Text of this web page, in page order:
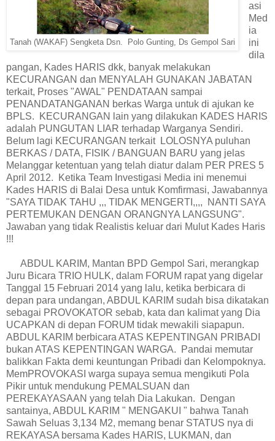
Tanah (WAKAF) Sengketa Dsn. Polo Gunting, Ds Gempol Sari
asi
Med
ia
ini
dila
pangan, Kades HARIS dkk, banyak melakukan
KECURANGAN dan MENYALAH GUNAKAN JABATAN
terkait, Proses "AWAL" PENDATAAN sampai
PENANDATANGANAN berkas Warga untuk di ajukan ke
BPLS. KECURANGAN lain yang dilakukan KADES HARIS
adalah PUNGUTAN LIAR terhadap Warganya Sendiri.
Belum lagi KECURANGAN terkait LOLOSNYA puluhan
BERKAS / DATA, FISIK / BANGUAN BARU yang jelas
Melanggar ketentuan yang telah diatur dalam PER PRES 5
April 2012. Ketika Team Investigasi Media ini menemui
Kades HARIS di Balai Desa untuk Komfirmasi, Jawabannya
"SAYA TIDAK TAHU ,,, TIDAK MENGERTI,,,, NANTI SAYA
PERTEMUKAN DENGAN ORANGNYA LANGSUNG".
Jawaban yang tidak Realistis keluar dari Mulut Kades Haris
!!!
ABDUL KARIM, Mantan BPD Gempol Sari, merangkap
Juru Bicara TRIO HULK, dalam FORUM rapat yang digelar
Tanggal 15 Februari 2014 yang lalu, ketika berbicara di
depan para undangan, ABDUL KARIM sudah bisa dikatakan
sebagai PROVOKATOR sebab, kata dan kalimat yang Dia
UCAPKAN di depan FORUM tidak mewakili siapapun.
ABDUL KARIM berbicara ATAS KEPENTINGAN PRIBADI
bukan ATAS KEPENTINGAN WARGA. Pandai memutar
balikkan Fakta demi keuntungan Pribadi dan Kelompoknya.
MemPROVOKASI warga supaya semua mengikuti Pola
Pikir untuk mendukung PEMALSUAN dan
PEREKAYASAAN yang telah Dia Lakukan. Dengan
santainya, ABDUL KARIM " MENGAKUI " bahwa Tanah
Sawah Seluas 3,134 M2, memang benar STATUS nya di
REKAYASA bersama Kades HARIS, LUKMAN, dan